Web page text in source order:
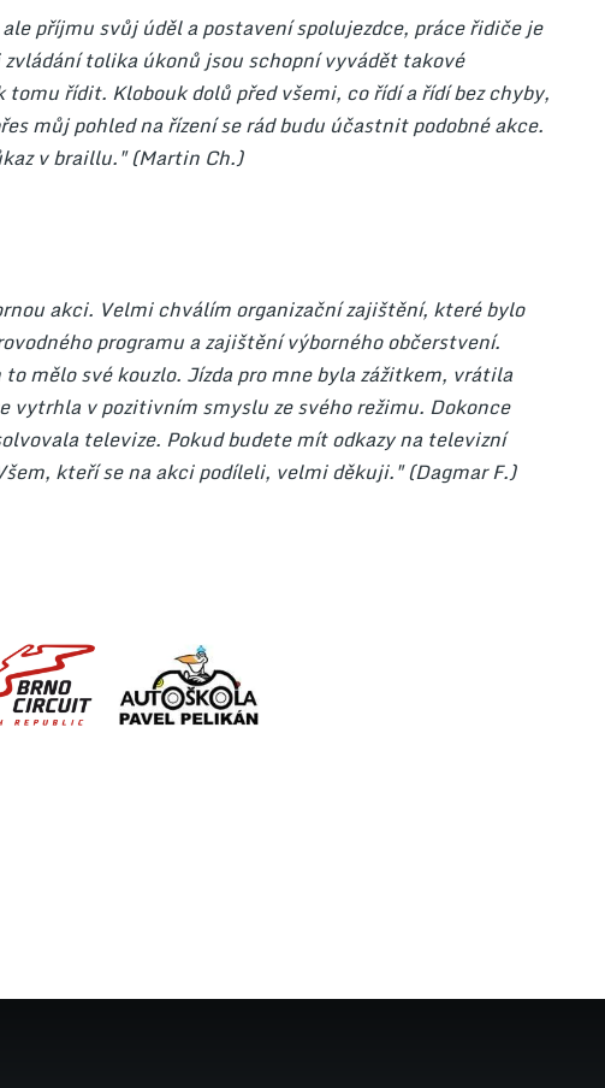
příjmu svůj úděl a postavení spolujezdce, práce řidiče je
tolika úkonů jsou schopní vyvádět takové
řídit. Klobouk dolů před všemi, co řídí a řídí bez chyby,
můj pohled na řízení se rád budu účastnit podobné akce.
v braillu." (Martin Ch.)
akci. Velmi chválím organizační zajištění, které bylo
programu a zajištění výborného občerstvení.
mělo své kouzlo. Jízda pro mne byla zážitkem, vrátila
vytrhla v pozitivním smyslu ze svého režimu. Dokonce
televize. Pokud budete mít odkazy na televizní
kteří se na akci podíleli, velmi děkuji." (Dagmar F.)